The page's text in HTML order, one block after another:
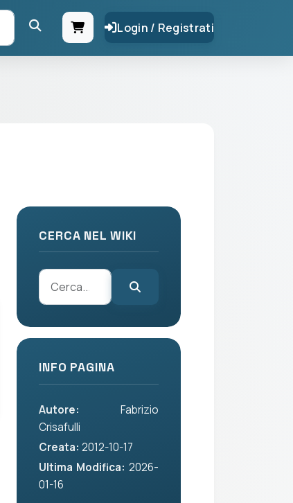
Login / Registrati
CERCA NEL WIKI
INFO PAGINA
Autore: Fabrizio
Crisafulli
Creata: 2012-10-17
Ultima Modifica: 2026-
01-16